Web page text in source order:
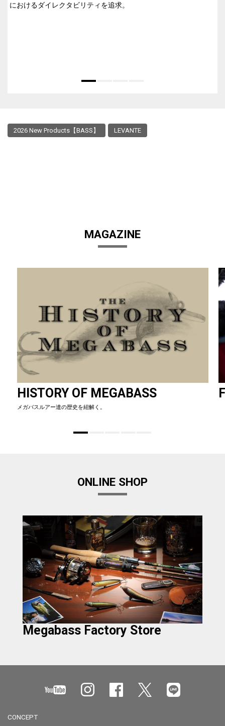
におけるダイレクタビリティを追求。
2026 New Products【BASS】 LEVANTE
MAGAZINE
HISTORY OF MEGABASS
メガバスルアー達の歴史を紐解く。
ONLINE SHOP
Megabass Factory Store
CONCEPT